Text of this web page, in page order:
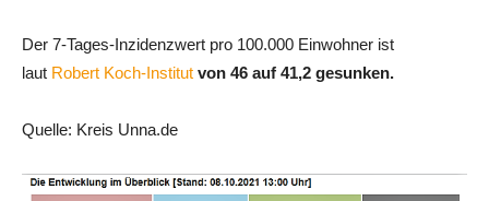
Der 7-Tages-Inzidenzwert pro 100.000 Einwohner ist
laut Robert Koch-Institut von 46 auf 41,2 gesunken.
Quelle: Kreis Unna.de